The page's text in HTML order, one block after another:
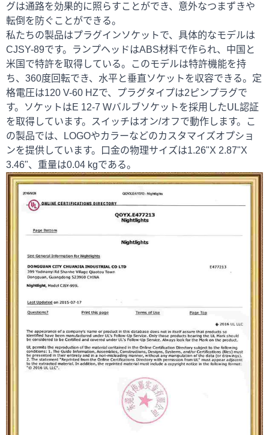
グは通路を効果的に照らすことができ、意外なつまずきや
転倒を防ぐことができる。
私たちの製品はプラグインソケットで、具体的なモデルは
CJSY-89です。ランプヘッドはABS材料で作られ、中国と
米国で特許を取得している。このモデルは特許機能を持
ち、360度回転でき、水平と垂直ソケットを収容できる。定
格電圧は120 V-60 HZで、プラグタイプは2ピンプラグで
す。ソケットはE 12-7 Wバルブソケットを採用したUL認証
を取得しています。スイッチはオン/オフで動作します。こ
の製品では、LOGOやカラーなどのカスタマイズオプショ
ンを提供しています。口金の物理サイズは1.26"X 2.87"X
3.46"、重量は0.04 kgである。